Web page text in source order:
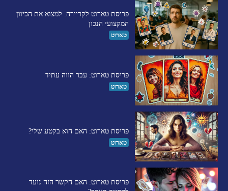
פריסת טארוט לקריירה: למצוא את הכיוון
המקצועי הנכון
טארוט
פריסת טארוט: עבר הווה עתיד
טארוט
פריסת טארוט: האם הוא בקטע שלי?
טארוט
פריסת טארוט: האם הקשר הזה נועד